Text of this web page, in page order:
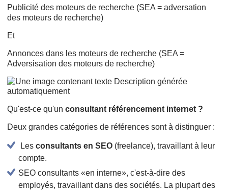
Publicité des moteurs de recherche (SEA = adversation
des moteurs de recherche)
Et
Annonces dans les moteurs de recherche (SEA =
Adversisation des moteurs de recherche)
Qu'est-ce qu'unconsultant référencement internet ?
Deux grandes catégories de références sont à distinguer :
Lesconsultants en SEO (freelance), travaillant à leur
compte.
SEO consultants «en interne», c'est-à-dire des
employés, travaillant dans des sociétés. La plupart des